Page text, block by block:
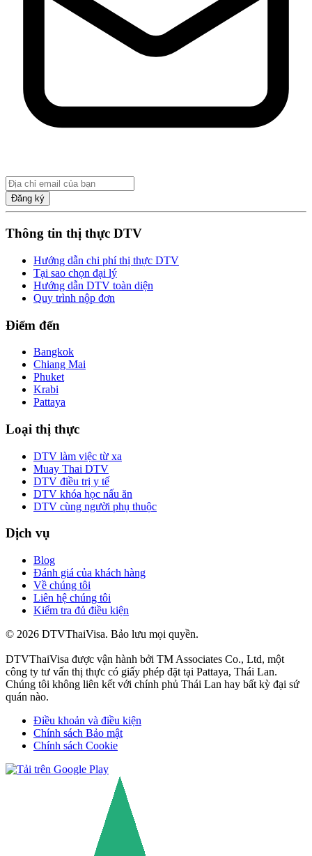
Đăng ký
Thông tin thị thực DTV
Hướng dẫn chi phí thị thực DTV
Tại sao chọn đại lý
Hướng dẫn DTV toàn diện
Quy trình nộp đơn
Điểm đến
Bangkok
Chiang Mai
Phuket
Krabi
Pattaya
Loại thị thực
DTV làm việc từ xa
Muay Thai DTV
DTV điều trị y tế
DTV khóa học nấu ăn
DTV cùng người phụ thuộc
Dịch vụ
Blog
Đánh giá của khách hàng
Về chúng tôi
Liên hệ chúng tôi
Kiểm tra đủ điều kiện
© 2026 DTVThaiVisa. Bảo lưu mọi quyền.
DTVThaiVisa được vận hành bởi TM Associates Co., Ltd, một
công ty tư vấn thị thực có giấy phép đặt tại Pattaya, Thái Lan.
Chúng tôi không liên kết với chính phủ Thái Lan hay bất kỳ đại sứ
quán nào.
Điều khoản và điều kiện
Chính sách Bảo mật
Chính sách Cookie